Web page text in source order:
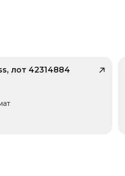
с полосы, Автономное
лот 42314884